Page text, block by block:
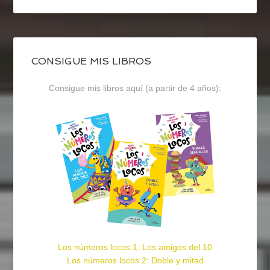
CONSIGUE MIS LIBROS
Consigue mis libros aquí (a partir de 4 años):
Los números locos 1: Los amigos del 10
Los números locos 2: Doble y mitad